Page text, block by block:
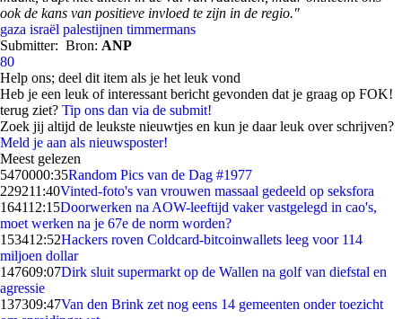
ook de kans van positieve invloed te zijn in de regio."
gaza israël palestijnen timmermans
Submitter: Bron: ANP
80
Help ons; deel dit item als je het leuk vond
Heb je een leuk of interessant bericht gevonden dat je graag op FOK!
terug ziet? Tip ons dan via de submit!
Zoek jij altijd de leukste nieuwtjes en kun je daar leuk over schrijven?
Meld je aan als nieuwsposter!
Meest gelezen
5470000:35Random Pics van de Dag #1977
229211:40Vinted-foto's van vrouwen massaal gedeeld op seksfora
164112:15Doorwerken na AOW-leeftijd vaker vastgelegd in cao's,
moet werken na je 67e de norm worden?
153412:52Hackers roven Coldcard-bitcoinwallets leeg voor 114
miljoen dollar
147609:07Dirk sluit supermarkt op de Wallen na golf van diefstal en
agressie
137309:47Van den Brink zet nog eens 14 gemeenten onder toezicht